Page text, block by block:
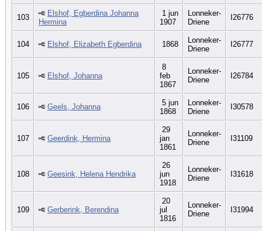
103
Elshof, Egberdina Johanna
Hermina
1 jun
1907
Lonneker-
Driene
I26776
104 Elshof, Elizabeth Egberdina 1868
Lonneker-
Driene
I26777
105 Elshof, Johanna
8
feb
1867
Lonneker-
Driene
I26784
106 Geels, Johanna
5 jun
1868
Lonneker-
Driene
I30578
107 Geerdink, Hermina
29
jan
1861
Lonneker-
Driene
I31109
108 Geesink, Helena Hendrika
26
jun
1918
Lonneker-
Driene
I31618
109 Gerberink, Berendina
20
jul
1816
Lonneker-
Driene
I31994